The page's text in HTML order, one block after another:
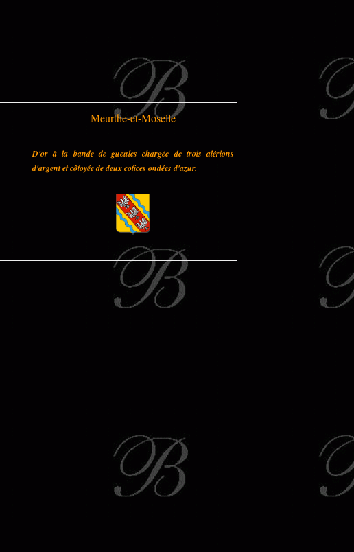
Meurthe-et-Moselle
D'or à la bande de gueules chargée de trois alérions
d'argent et côtoyée de deux cotices ondées d'azur.